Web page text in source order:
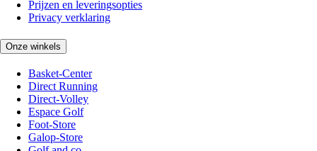
Prijzen en leveringsopties
Privacy verklaring
Onze winkels
Basket-Center
Direct Running
Direct-Volley
Espace Golf
Foot-Store
Galop-Store